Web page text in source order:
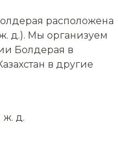
расположена
д.). Мы организуем
Болдерая в
в другие
ж. д.